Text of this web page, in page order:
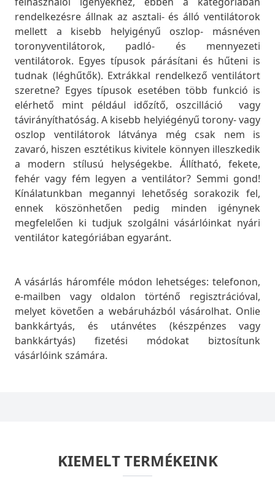
rendelkezésre állnak az asztali- és álló ventilátorok
mellett a kisebb helyigényű oszlop- másnéven
toronyventilátorok, padló- és mennyezeti
ventilátorok. Egyes típusok párásítani és hűteni is
tudnak (léghűtők). Extrákkal rendelkező ventilátort
szeretne? Egyes típusok esetében több funkció is
elérhető mint például időzítő, oszcilláció vagy
távirányíthatóság. A kisebb helyiégényű torony- vagy
oszlop ventilátorok látványa még csak nem is
zavaró, hiszen esztétikus kivitele könnyen illeszkedik
a modern stílusú helységekbe. Állítható, fekete,
fehér vagy fém legyen a ventilátor? Semmi gond!
Kínálatunkban megannyi lehetőség sorakozik fel,
ennek köszönhetően pedig minden igénynek
megfelelően ki tudjuk szolgálni vásárlóinkat nyári
ventilátor kategóriában egyaránt.
A vásárlás háromféle módon lehetséges: telefonon,
e-mailben vagy oldalon történő regisztrációval,
melyet követően a webáruházból vásárolhat. Onlie
bankkártyás, és utánvétes (készpénzes vagy
bankkártyás) fizetési módokat biztosítunk
vásárlóink számára.
KIEMELT TERMÉKEINK